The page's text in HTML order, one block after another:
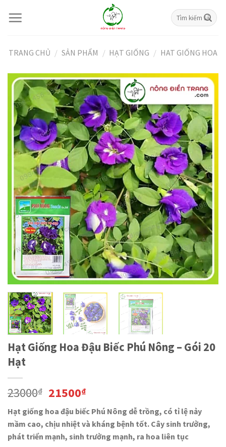
Tìm
kiếm:
TRANG CHỦ / SẢN PHẨM / HẠT GIỐNG / HAT GIỐNG HOA
Giảm giá!
Hạt Giống Hoa Đậu Biếc Phú Nông – Gói 20
Hạt
23000₫ 21500₫
Hạt giống hoa đậu biếc Phú Nông dễ trồng, có tỉ lệ nảy
mầm cao, chịu nhiệt và kháng bệnh tốt. Cây sinh trưởng,
phát triển mạnh, sinh trưởng mạnh, ra hoa liên tục